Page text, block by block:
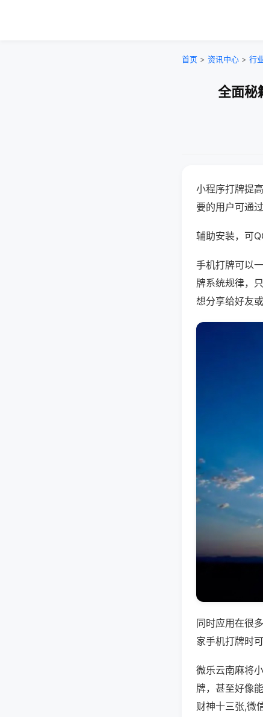
首页 > 资讯中心 > 行
全面秘
小程序打牌提
要的用户可通
辅助安装，可
手机打牌可以
牌系统规律，
想分享给好友
同时应用在很
家手机打牌时
微乐云南麻将
牌，甚至好像
财神十三张,微